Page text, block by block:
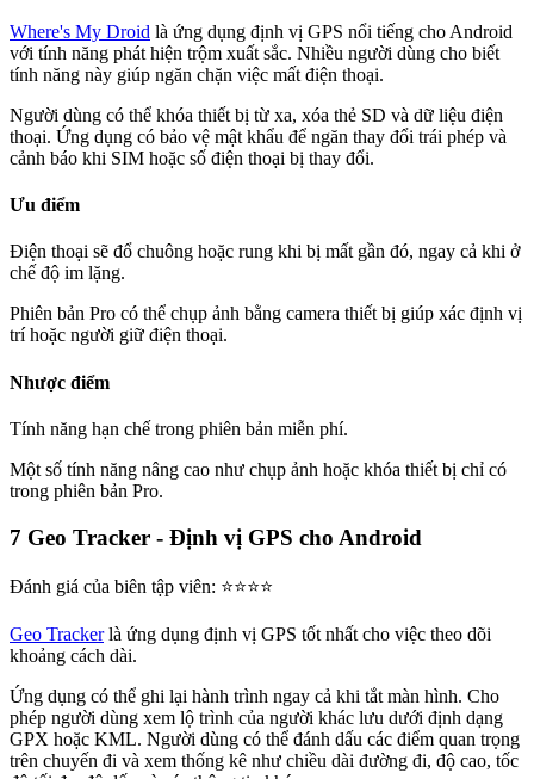
Where's My Droid là ứng dụng định vị GPS nổi tiếng cho Android
với tính năng phát hiện trộm xuất sắc. Nhiều người dùng cho biết
tính năng này giúp ngăn chặn việc mất điện thoại.
Người dùng có thể khóa thiết bị từ xa, xóa thẻ SD và dữ liệu điện
thoại. Ứng dụng có bảo vệ mật khẩu để ngăn thay đổi trái phép và
cảnh báo khi SIM hoặc số điện thoại bị thay đổi.
Ưu điểm
Điện thoại sẽ đổ chuông hoặc rung khi bị mất gần đó, ngay cả khi ở
chế độ im lặng.
Phiên bản Pro có thể chụp ảnh bằng camera thiết bị giúp xác định vị
trí hoặc người giữ điện thoại.
Nhược điểm
Tính năng hạn chế trong phiên bản miễn phí.
Một số tính năng nâng cao như chụp ảnh hoặc khóa thiết bị chỉ có
trong phiên bản Pro.
7 Geo Tracker - Định vị GPS cho Android
Đánh giá của biên tập viên: ⭐⭐⭐⭐
Geo Trackerlà ứng dụng định vị GPS tốt nhất cho việc theo dõi
khoảng cách dài.
Ứng dụng có thể ghi lại hành trình ngay cả khi tắt màn hình. Cho
phép người dùng xem lộ trình của người khác lưu dưới định dạng
GPX hoặc KML. Người dùng có thể đánh dấu các điểm quan trọng
trên chuyến đi và xem thống kê như chiều dài đường đi, độ cao, tốc